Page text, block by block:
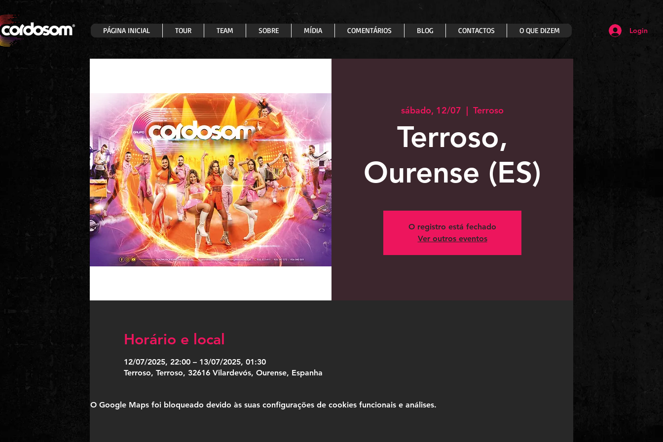
PÁGINA INICIAL TOUR TEAM SOBRE MÍDIA COMENTÁRIOS BLOG CONTACTOS O QUE DIZEM Login
sábado, 12/07
  |
Terroso
Terroso,
Ourense (ES)
O registro está fechado
Ver outros eventos
Horário e local
12/07/2025, 22:00 – 13/07/2025, 01:30
Terroso, Terroso, 32616 Vilardevós, Ourense, Espanha
O Google Maps foi bloqueado devido às suas configurações de cookies funcionais e análises.